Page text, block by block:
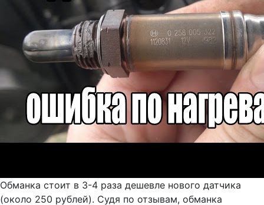
Обманка стоит в 3-4 раза дешевле нового датчика
(около 250 рублей). Судя по отзывам, обманка